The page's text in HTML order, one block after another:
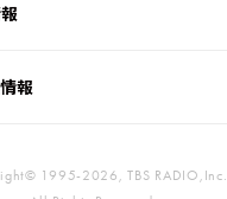
報
1995-2026, TBS RADIO,Inc.